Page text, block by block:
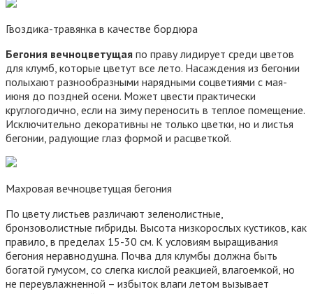
Гвоздика-травянка в качестве бордюра
Бегония вечноцветущая по праву лидирует среди цветов
для клумб, которые цветут все лето. Насаждения из бегонии
полыхают разнообразными нарядными соцветиями с мая-
июня до поздней осени. Может цвести практически
круглогодично, если на зиму переносить в теплое помещение.
Исключительно декоративны не только цветки, но и листья
бегонии, радующие глаз формой и расцветкой.
Махровая вечноцветущая бегония
По цвету листьев различают зеленолистные,
бронзоволистные гибриды. Высота низкорослых кустиков, как
правило, в пределах 15-30 см. К условиям выращивания
бегония неравнодушна. Почва для клумбы должна быть
богатой гумусом, со слегка кислой реакцией, влагоемкой, но
не переувлажненной – избыток влаги летом вызывает